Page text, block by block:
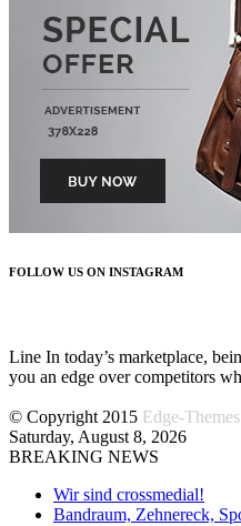
FOLLOW US ON INSTAGRAM
Line In today’s marketplace,
you an edge over competitors
© Copyright 2015 Edge-Themes
Saturday, August 8, 2026
BREAKING NEWS
Wir sind crossmedial!
Bandraum, Zehnereck,